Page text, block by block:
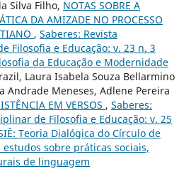
Silva Filho, NOTAS SOBRE A
DA AMIZADE NO PROCESSO
, Saberes: Revista
Filosofia e Educação: v. 23 n. 3
da Educação e Modernidade
Laura Isabela Souza Bellarmino
Andrade Meneses, Adlene Pereira
EM VERSOS , Saberes:
de Filosofia e Educação: v. 25
Teoria Dialógica do Círculo de
sobre práticas sociais,
de linguagem